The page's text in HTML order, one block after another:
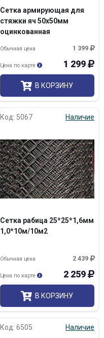
Сетка армирующая для
стяжки яч 50х50мм
оцинкованная
1 399
Обычная цена
1 299
Цена по карте
В КОРЗИНУ
Код: 5067 Наличие
Сетка рабица 25*25*1,6мм
1,0*10м/10м2
2 439
Обычная цена
2 259
Цена по карте
В КОРЗИНУ
Код: 6505 Наличие